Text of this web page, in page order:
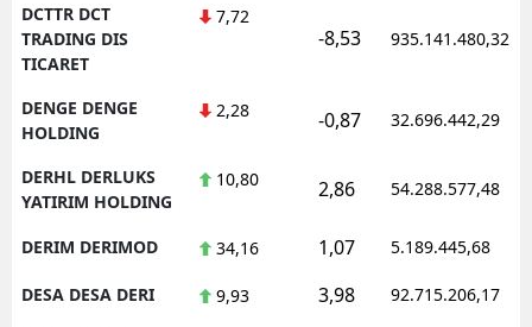
DCTTR DCT
TRADING DIS
TICARET
7,72
-8,53 935.141.480,32
DENGE DENGE
HOLDING
2,28 -0,87 32.696.442,29
DERHL DERLUKS
YATIRIM HOLDING
10,80 2,86 54.288.577,48
DERIM DERIMOD 34,16 1,07 5.189.445,68
DESA DESA DERI 9,93 3,98 92.715.206,17